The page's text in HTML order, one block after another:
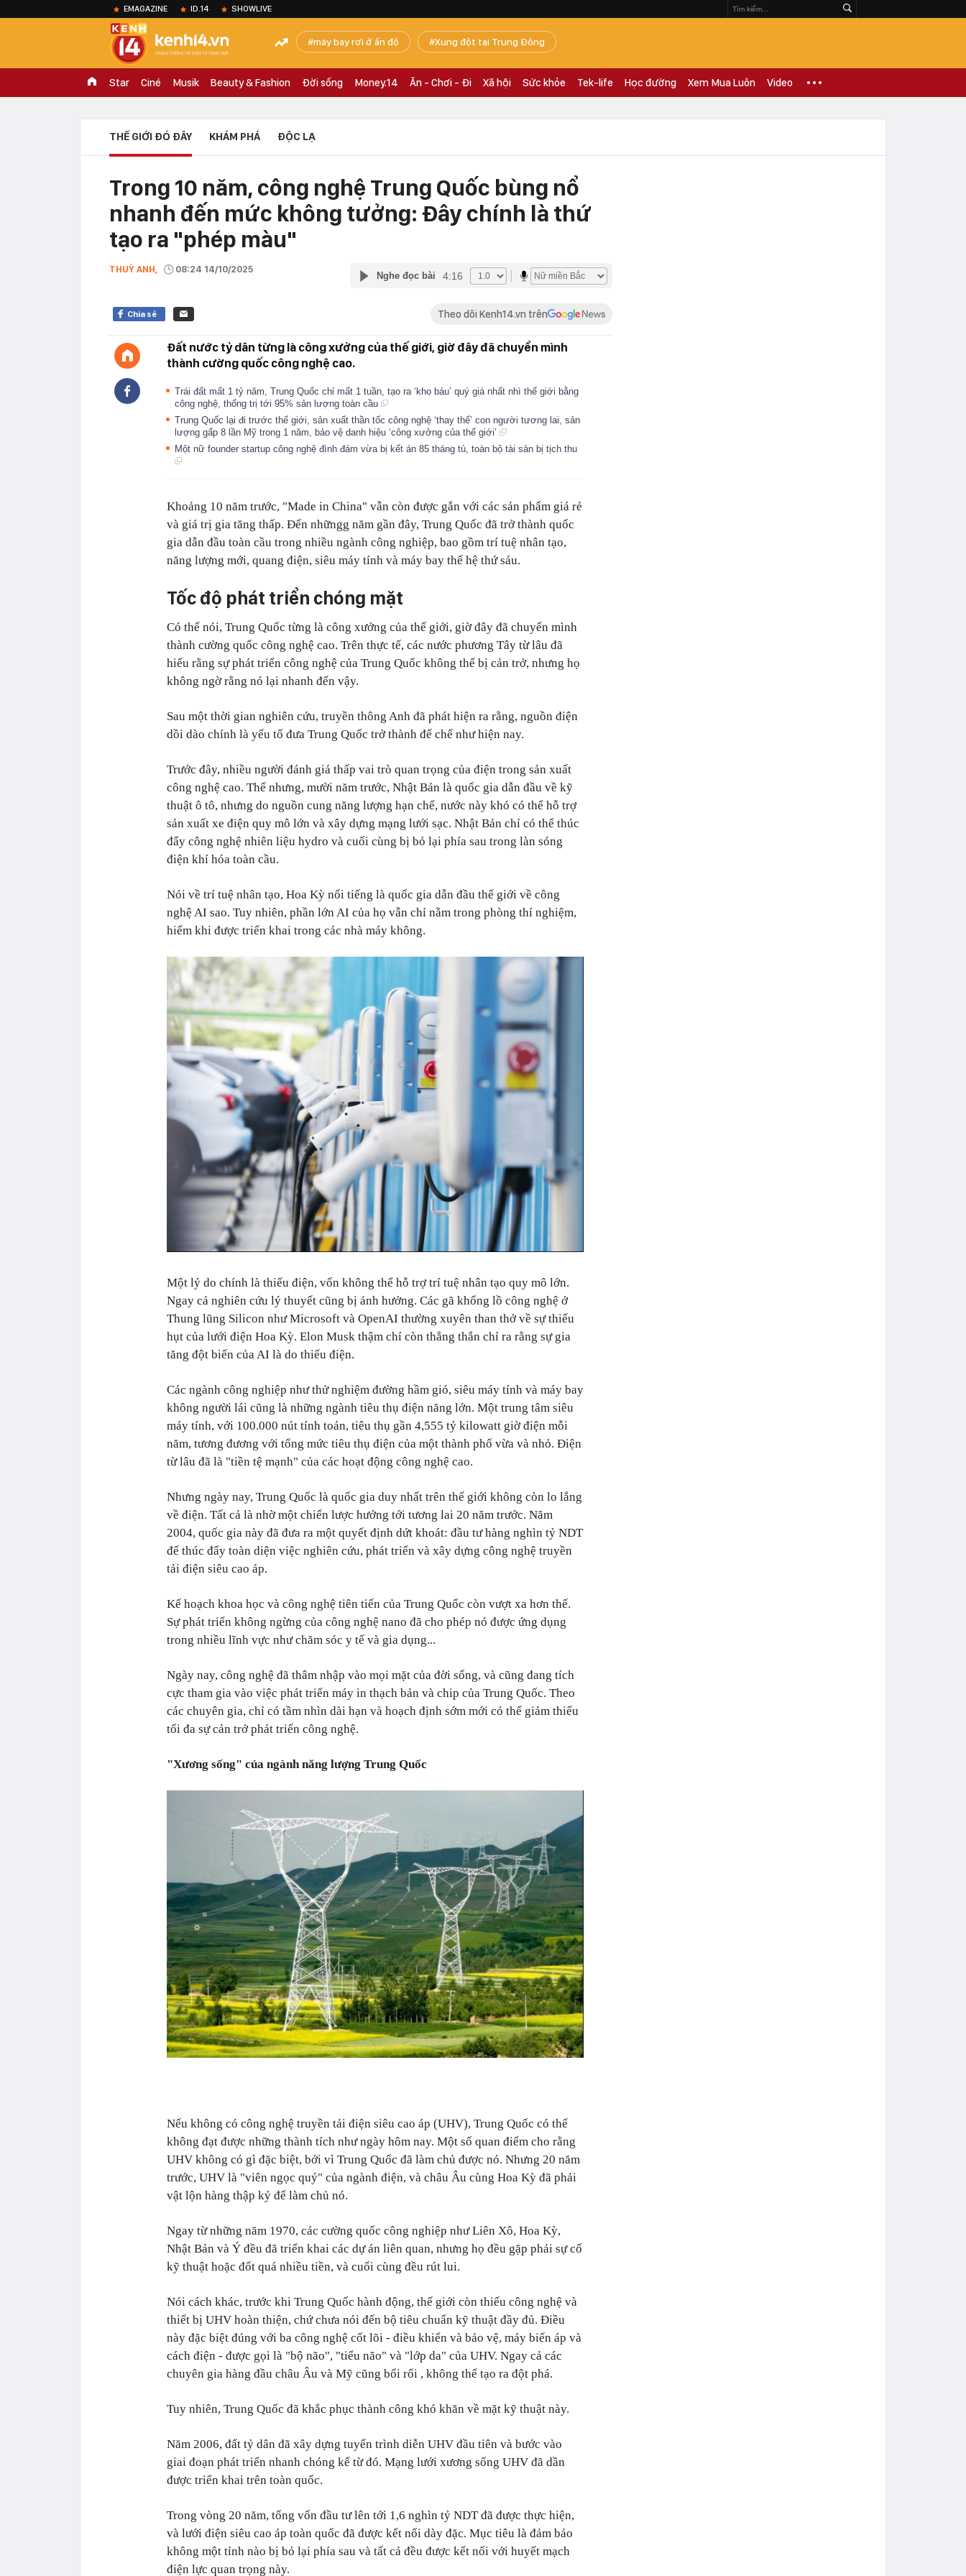
EMAGAZINE ID.14 SHOWLIVE
máy bay rơi ở ấn độ Xung đột tại Trung Đông
Star Ciné Musik Beauty & Fashion Đời sống Money.14 Ăn - Chơi - Đi Xã hội Sức khỏe Tek-life Học đường Xem Mua Luôn Video
THẾ GIỚI ĐÓ ĐÂY KHÁM PHÁ ĐỘC LẠ
Trong 10 năm, công nghệ Trung Quốc bùng nổ
nhanh đến mức không tưởng: Đây chính là thứ
tạo ra "phép màu"
THUỲ ANH, 08:24 14/10/2025
Nghe đọc bài 4:16
Chia sẻ Theo dõi Kenh14.vn trên
Đất nước tỷ dân từng là công xưởng của thế giới, giờ đây đã chuyển mình
thành cường quốc công nghệ cao.
Trái đất mất 1 tỷ năm, Trung Quốc chỉ mất 1 tuần, tạo ra ‘kho báu’ quý giá nhất nhì thế giới bằng
công nghệ, thống trị tới 95% sản lượng toàn cầu
Trung Quốc lại đi trước thế giới, sản xuất thần tốc công nghệ ‘thay thế’ con người tương lai, sản
lượng gấp 8 lần Mỹ trong 1 năm, bảo vệ danh hiệu ‘công xưởng của thế giới’
Một nữ founder startup công nghệ đình đám vừa bị kết án 85 tháng tù, toàn bộ tài sản bị tịch thu
Khoảng 10 năm trước, "Made in China" vẫn còn được gắn với các sản phẩm giá rẻ
và giá trị gia tăng thấp. Đến nhữngg năm gần đây, Trung Quốc đã trở thành quốc
gia dẫn đầu toàn cầu trong nhiều ngành công nghiệp, bao gồm trí tuệ nhân tạo,
năng lượng mới, quang điện, siêu máy tính và máy bay thế hệ thứ sáu.
Tốc độ phát triển chóng mặt
Có thể nói, Trung Quốc từng là công xưởng của thế giới, giờ đây đã chuyển mình
thành cường quốc công nghệ cao. Trên thực tế, các nước phương Tây từ lâu đã
hiểu rằng sự phát triển công nghệ của Trung Quốc không thể bị cản trở, nhưng họ
không ngờ rằng nó lại nhanh đến vậy.
Sau một thời gian nghiên cứu, truyền thông Anh đã phát hiện ra rằng, nguồn điện
dồi dào chính là yếu tố đưa Trung Quốc trở thành đế chế như hiện nay.
Trước đây, nhiều người đánh giá thấp vai trò quan trọng của điện trong sản xuất
công nghệ cao. Thế nhưng, mười năm trước, Nhật Bản là quốc gia dẫn đầu về kỹ
thuật ô tô, nhưng do nguồn cung năng lượng hạn chế, nước này khó có thể hỗ trợ
sản xuất xe điện quy mô lớn và xây dựng mạng lưới sạc. Nhật Bản chỉ có thể thúc
đẩy công nghệ nhiên liệu hydro và cuối cùng bị bỏ lại phía sau trong làn sóng
điện khí hóa toàn cầu.
Nói về trí tuệ nhân tạo, Hoa Kỳ nổi tiếng là quốc gia dẫn đầu thế giới về công
nghệ AI sao. Tuy nhiên, phần lớn AI của họ vẫn chỉ nằm trong phòng thí nghiệm,
hiếm khi được triển khai trong các nhà máy không.
Một lý do chính là thiếu điện, vốn không thể hỗ trợ trí tuệ nhân tạo quy mô lớn.
Ngay cả nghiên cứu lý thuyết cũng bị ảnh hưởng. Các gã khổng lồ công nghệ ở
Thung lũng Silicon như Microsoft và OpenAI thường xuyên than thở về sự thiếu
hụt của lưới điện Hoa Kỳ. Elon Musk thậm chí còn thẳng thắn chỉ ra rằng sự gia
tăng đột biến của AI là do thiếu điện.
Các ngành công nghiệp như thử nghiệm đường hầm gió, siêu máy tính và máy bay
không người lái cũng là những ngành tiêu thụ điện năng lớn. Một trung tâm siêu
máy tính, với 100.000 nút tính toán, tiêu thụ gần 4,555 tỷ kilowatt giờ điện mỗi
năm, tương đương với tổng mức tiêu thụ điện của một thành phố vừa và nhỏ. Điện
từ lâu đã là "tiền tệ mạnh" của các hoạt động công nghệ cao.
Nhưng ngày nay, Trung Quốc là quốc gia duy nhất trên thế giới không còn lo lắng
về điện. Tất cả là nhờ một chiến lược hướng tới tương lai 20 năm trước. Năm
2004, quốc gia này đã đưa ra một quyết định dứt khoát: đầu tư hàng nghìn tỷ NDT
để thúc đẩy toàn diện việc nghiên cứu, phát triển và xây dựng công nghệ truyền
tải điện siêu cao áp.
Kế hoạch khoa học và công nghệ tiên tiến của Trung Quốc còn vượt xa hơn thế.
Sự phát triển không ngừng của công nghệ nano đã cho phép nó được ứng dụng
trong nhiều lĩnh vực như chăm sóc y tế và gia dụng...
Ngày nay, công nghệ đã thâm nhập vào mọi mặt của đời sống, và cũng đang tích
cực tham gia vào việc phát triển máy in thạch bản và chip của Trung Quốc. Theo
các chuyên gia, chỉ có tầm nhìn dài hạn và hoạch định sớm mới có thể giảm thiểu
tối đa sự cản trở phát triển công nghệ.
"Xương sống" của ngành năng lượng Trung Quốc
Nếu không có công nghệ truyền tải điện siêu cao áp (UHV), Trung Quốc có thể
không đạt được những thành tích như ngày hôm nay. Một số quan điểm cho rằng
UHV không có gì đặc biệt, bởi vì Trung Quốc đã làm chủ được nó. Nhưng 20 năm
trước, UHV là "viên ngọc quý" của ngành điện, và châu Âu cùng Hoa Kỳ đã phải
vật lộn hàng thập kỷ để làm chủ nó.
Ngay từ những năm 1970, các cường quốc công nghiệp như Liên Xô, Hoa Kỳ,
Nhật Bản và Ý đều đã triển khai các dự án liên quan, nhưng họ đều gặp phải sự cố
kỹ thuật hoặc đốt quá nhiều tiền, và cuối cùng đều rút lui.
Nói cách khác, trước khi Trung Quốc hành động, thế giới còn thiếu công nghệ và
thiết bị UHV hoàn thiện, chứ chưa nói đến bộ tiêu chuẩn kỹ thuật đầy đủ. Điều
này đặc biệt đúng với ba công nghệ cốt lõi - điều khiển và bảo vệ, máy biến áp và
cách điện - được gọi là "bộ não", "tiểu não" và "lớp da" của UHV. Ngay cả các
chuyên gia hàng đầu châu Âu và Mỹ cũng bối rối , không thể tạo ra đột phá.
Tuy nhiên, Trung Quốc đã khắc phục thành công khó khăn về mặt kỹ thuật này.
Năm 2006, đất tỷ dân đã xây dựng tuyến trình diễn UHV đầu tiên và bước vào
giai đoạn phát triển nhanh chóng kể từ đó. Mạng lưới xương sống UHV đã dần
được triển khai trên toàn quốc.
Trong vòng 20 năm, tổng vốn đầu tư lên tới 1,6 nghìn tỷ NDT đã được thực hiện,
và lưới điện siêu cao áp toàn quốc đã được kết nối dày đặc. Mục tiêu là đảm bảo
không một tỉnh nào bị bỏ lại phía sau và tất cả đều được kết nối với huyết mạch
điện lực quan trọng này.